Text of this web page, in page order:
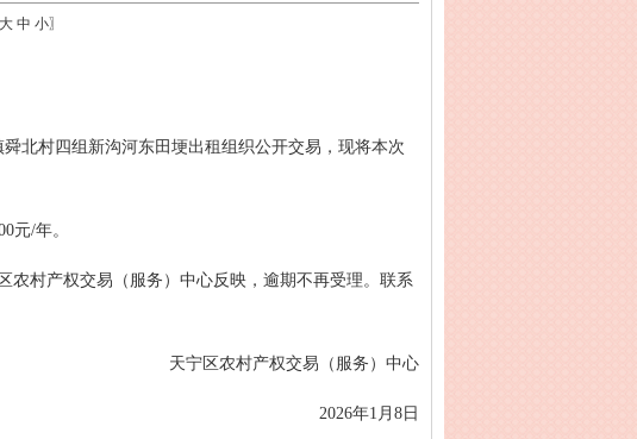
大 中 小〗
北村四组新沟河东田埂出租组织公开交易，现将本次
元/年。
农村产权交易（服务）中心反映，逾期不再受理。联系
天宁区农村产权交易（服务）中心
2026年1月8日